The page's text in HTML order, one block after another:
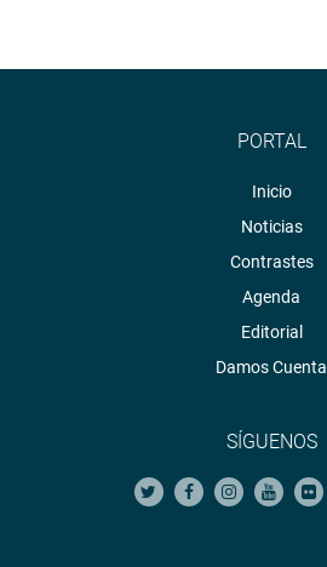
PORTAL
Inicio
Noticias
Contrastes
Agenda
Editorial
Damos Cuenta
SÍGUENOS